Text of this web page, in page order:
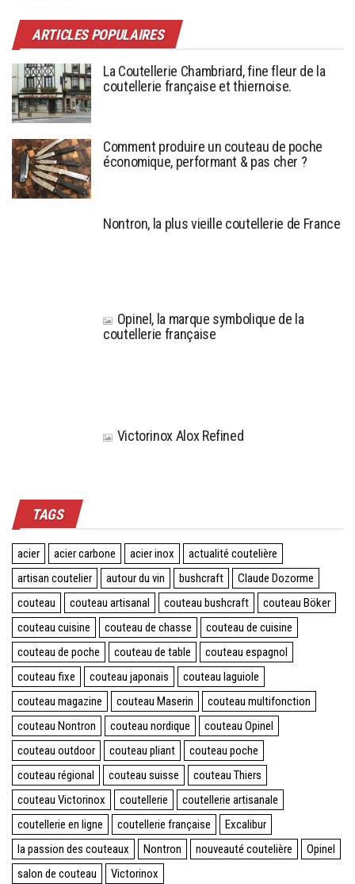
ARTICLES POPULAIRES
La Coutellerie Chambriard, fine fleur de la
coutellerie française et thiernoise.
Comment produire un couteau de poche
économique, performant & pas cher ?
Nontron, la plus vieille coutellerie de France
Opinel, la marque symbolique de la
coutellerie française
Victorinox Alox Refined
TAGS
acier acier carbone acier inox
actualité coutelière
artisan coutelier
autour du vin bushcraft
Claude Dozorme
couteau
couteau artisanal couteau bushcraft
couteau Böker
couteau cuisine
couteau de chasse
couteau de cuisine
couteau de poche
couteau de table
couteau espagnol
couteau fixe
couteau japonais
couteau laguiole
couteau magazine
couteau Maserin
couteau multifonction
couteau Nontron
couteau nordique
couteau Opinel
couteau outdoor
couteau pliant
couteau poche
couteau régional
couteau suisse
couteau Thiers
couteau Victorinox
coutellerie
coutellerie artisanale
coutellerie en ligne
coutellerie française
Excalibur
la passion des couteaux
Nontron nouveauté coutelière
Opinel
salon de couteau
Victorinox